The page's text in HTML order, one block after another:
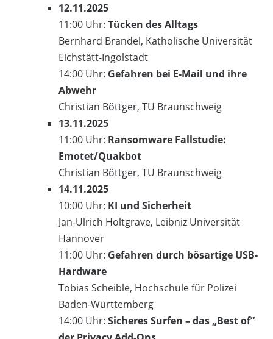
12.11.2025
11:00 Uhr: Tücken des Alltags
Bernhard Brandel, Katholische Universität
Eichstätt-Ingolstadt
14:00 Uhr: Gefahren bei E-Mail und ihre
Abwehr
Christian Böttger, TU Braunschweig
13.11.2025
11:00 Uhr: Ransomware Fallstudie:
Emotet/Quakbot
Christian Böttger, TU Braunschweig
14.11.2025
10:00 Uhr: KI und Sicherheit
Jan-Ulrich Holtgrave, Leibniz Universität
Hannover
11:00 Uhr: Gefahren durch bösartige USB-
Hardware
Tobias Scheible, Hochschule für Polizei
Baden-Württemberg
14:00 Uhr: Sicheres Surfen – das „Best of“